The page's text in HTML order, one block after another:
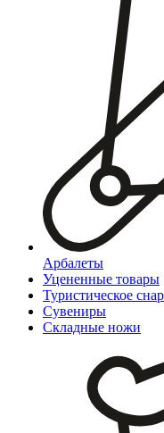
Арбалеты
Уцененные товары
Туристическое
Сувениры
Складные ножи